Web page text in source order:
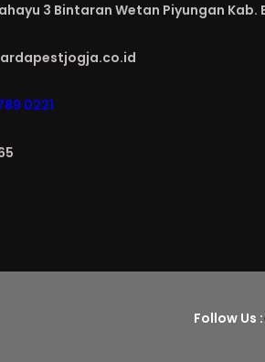
3 Bintaran Wetan Piyungan Kab.
0221
Follow Us :